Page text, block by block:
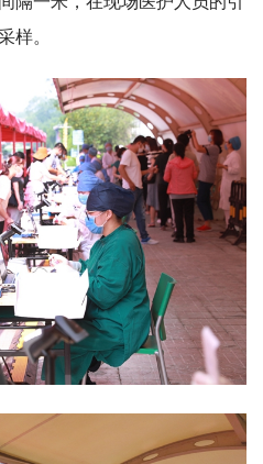
样。